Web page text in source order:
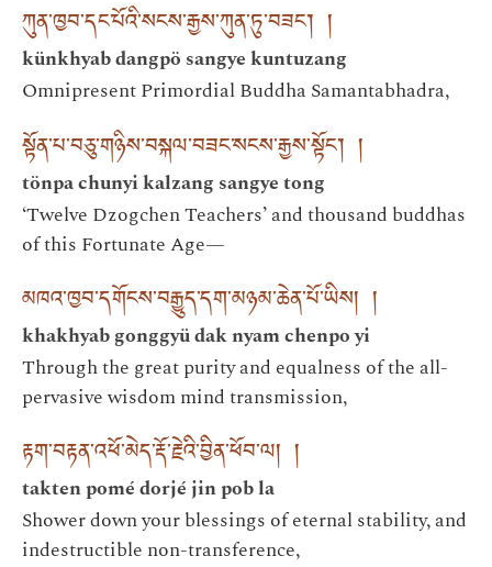
ཀུན་ཁྱབ་དང་པོའི་སངས་རྒྱས་ཀུན་ཏུ་བཟང༌། །
künkhyab dangpö sangye kuntuzang
Omnipresent Primordial Buddha Samantabhadra,
སྟོན་པ་བཅུ་གཉིས་བསྐལ་བཟང་སངས་རྒྱས་སྟོང༌། །
tönpa chunyi kalzang sangye tong
‘Twelve Dzogchen Teachers’ and thousand buddhas
of this Fortunate Age—
མཁའ་ཁྱབ་དགོངས་བརྒྱུད་དག་མཉམ་ཆེན་པོ་ཡིས། །
khakhyab gonggyü dak nyam chenpo yi
Through the great purity and equalness of the all-
pervasive wisdom mind transmission,
རྟག་བརྟན་འཕོ་མེད་རྡོ་རྗེའི་བྱིན་ཕོབ་ལ། །
takten pomé dorjé jin pob la
Shower down your blessings of eternal stability, and
indestructible non-transference,